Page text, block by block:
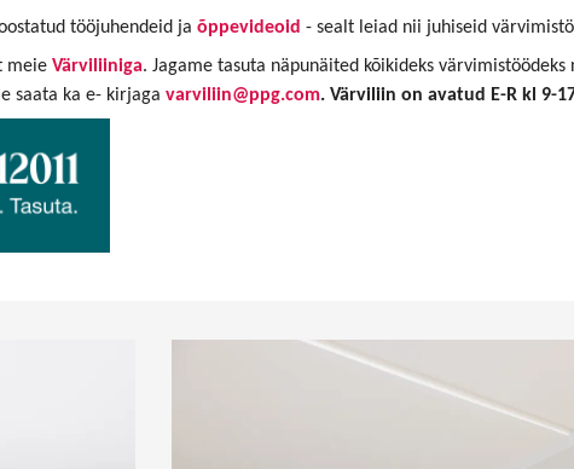
tööjuhendeid jaõppevideoid - sealt leiad nii juhiseid
meieVärviliiniga. Jagame tasuta näpunäited kõikideks
saata ka e- kirjagavarviliin@ppg.com. Värviliin on avatud E-R kl 9-